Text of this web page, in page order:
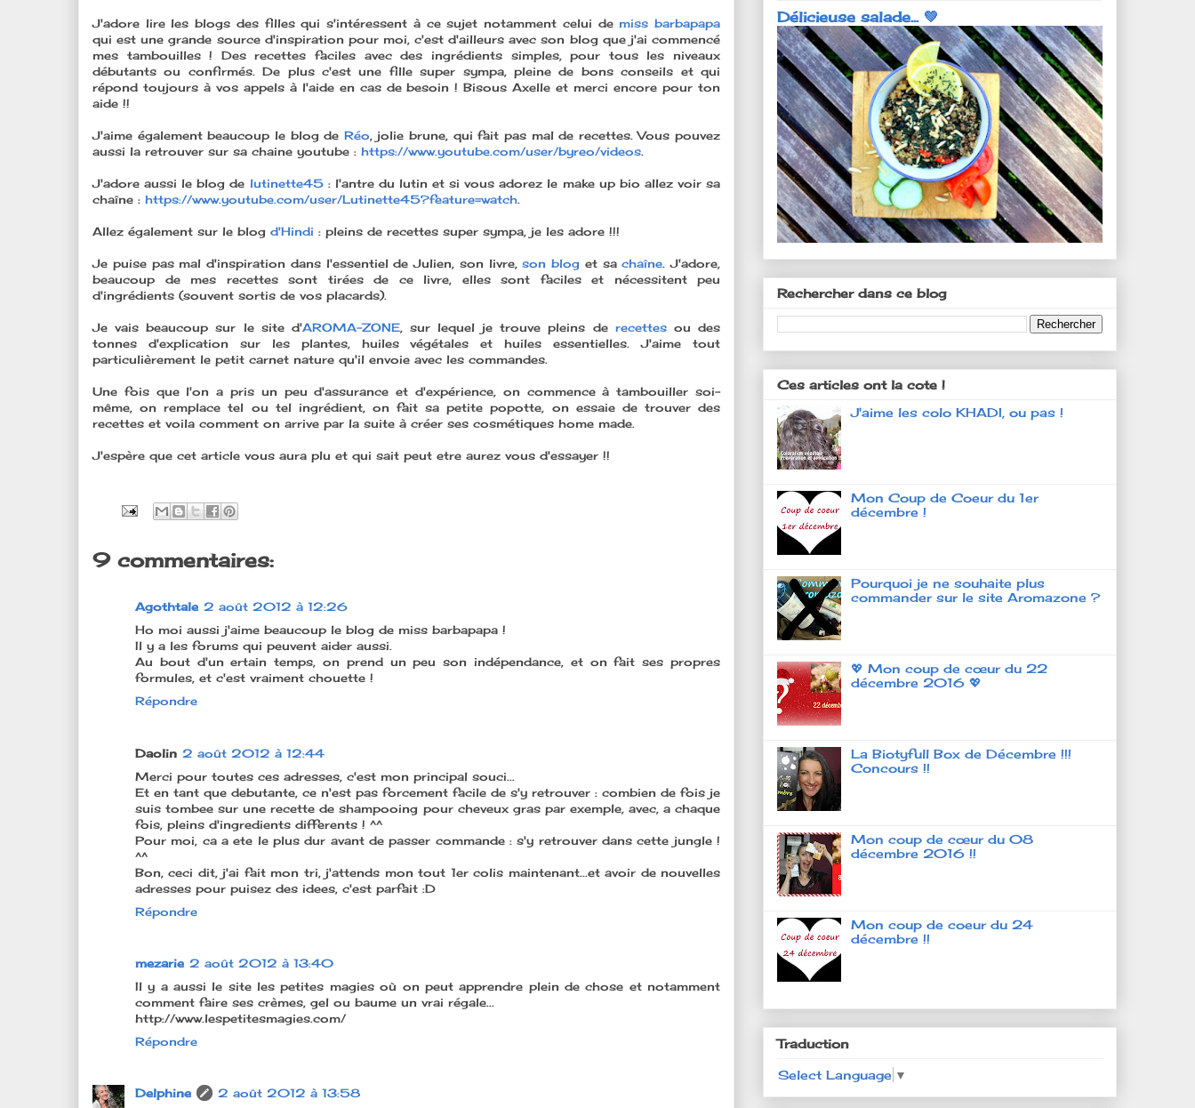
J'adore lire les blogs des filles qui s'intéressent à ce sujet notamment celui demiss barbapapa
qui est une grande source d'inspiration pour moi, c'est d'ailleurs avec son blog que j'ai commencé
mes tambouilles ! Des recettes faciles avec des ingrédients simples, pour tous les niveaux
débutants ou confirmés. De plus c'est une fille super sympa, pleine de bons conseils et qui
répond toujours à vos appels à l'aide en cas de besoin ! Bisous Axelle et merci encore pour ton
aide !!
J'aime également beaucoup le blog de Réo, jolie brune, qui fait pas mal de recettes. Vous pouvez
aussi la retrouver sur sa chaine youtube : https://www.youtube.com/user/byreo/videos.
J'adore aussi le blog de lutinette45 : l'antre du lutin et si vous adorez le make up bio allez voir sa
chaîne : https://www.youtube.com/user/Lutinette45?feature=watch.
Allez également sur le blog d'Hindi : pleins de recettes super sympa, je les adore !!!
Je puise pas mal d'inspiration dans l'essentiel de Julien, son livre,son blog et sachaîne. J'adore,
beaucoup de mes recettes sont tirées de ce livre, elles sont faciles et nécessitent peu
d'ingrédients (souvent sortis de vos placards).
Je vais beaucoup sur le site d'AROMA-ZONE, sur lequel je trouve pleins de recettes ou des
tonnes d'explication sur les plantes, huiles végétales et huiles essentielles. J'aime tout
particulièrement le petit carnet nature qu'il envoie avec les commandes.
Une fois que l'on a pris un peu d'assurance et d'expérience, on commence à tambouiller soi-
même, on remplace tel ou tel ingrédient, on fait sa petite popotte, on essaie de trouver des
recettes et voila comment on arrive par la suite à créer ses cosmétiques home made.
J'espère que cet article vous aura plu et qui sait peut etre aurez vous d'essayer !!
9 commentaires:
Agothtale 2 août 2012 à 12:26
Ho moi aussi j'aime beaucoup le blog de miss barbapapa !
Il y a les forums qui peuvent aider aussi.
Au bout d'un ertain temps, on prend un peu son indépendance, et on fait ses propres
formules, et c'est vraiment chouette !
Répondre
Daolin 2 août 2012 à 12:44
Merci pour toutes ces adresses, c'est mon principal souci...
Et en tant que debutante, ce n'est pas forcement facile de s'y retrouver : combien de fois je
suis tombee sur une recette de shampooing pour cheveux gras par exemple, avec, a chaque
fois, pleins d'ingredients differents ! ^^
Pour moi, ca a ete le plus dur avant de passer commande : s'y retrouver dans cette jungle !
^^
Bon, ceci dit, j'ai fait mon tri, j'attends mon tout 1er colis maintenant...et avoir de nouvelles
adresses pour puisez des idees, c'est parfait :D
Répondre
mezarie 2 août 2012 à 13:40
Il y a aussi le site les petites magies où on peut apprendre plein de chose et notamment
comment faire ses crèmes, gel ou baume un vrai régale...
http://www.lespetitesmagies.com/
Répondre
Delphine
2 août 2012 à 13:58
Délicieuse salade... 💚
Rechercher dans ce blog
Ces articles ont la cote !
J'aime les colo KHADI, ou pas !
Mon Coup de Coeur du 1er
décembre !
Pourquoi je ne souhaite plus
commander sur le site Aromazone ?
💖 Mon coup de cœur du 22
décembre 2016 💖
La Biotyfull Box de Décembre !!!
Concours !!
Mon coup de cœur du 08
décembre 2016 !!
Mon coup de coeur du 24
décembre !!
Traduction
Select Language ▼